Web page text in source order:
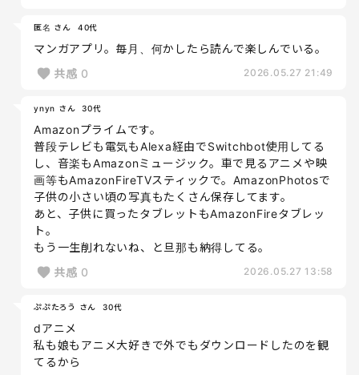
匿名 さん 40代
マンガアプリ。毎月、何かしたら読んで楽しんでいる。
共感 0 2026.05.27 21:49
ynyn さん 30代
Amazonプライムです。
普段テレビも電気もAlexa経由でSwitchbot使用してる
し、音楽もAmazonミュージック。車で見るアニメや映
画等もAmazonFireTVスティックで。AmazonPhotosで
子供の小さい頃の写真もたくさん保存してます。
あと、子供に買ったタブレットもAmazonFireタブレッ
ト。
もう一生削れないね、と旦那も納得してる。
共感 0 2026.05.27 13:58
ぷぷたろう さん 30代
dアニメ
私も娘もアニメ大好きで外でもダウンロードしたのを観
てるから